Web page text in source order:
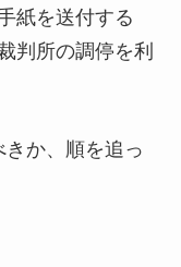
紙を送付する
判所の調停を利
か、順を追っ